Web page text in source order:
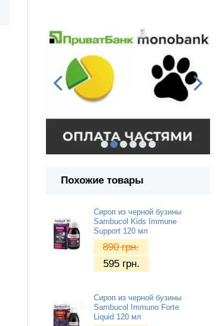
Похожие товары
Сироп из черной бузины
Sambucol Kids Immune
Support 120 мл
890грн.
595 грн.
Сироп из черной бузины
Sambucol Immuno Forte
Liquid 120 мл